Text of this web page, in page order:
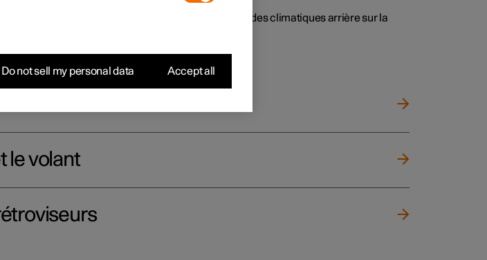
console centrale, sur l'écran central et les commandes climatiques arrière sur la
le volant
Do not sell my personal data Accept all